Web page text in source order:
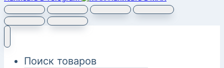
Поиск товаров